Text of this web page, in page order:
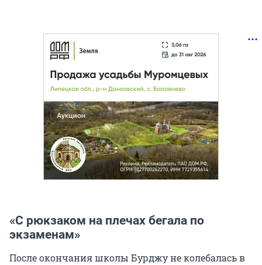
«С рюкзаком на плечах бегала по
экзаменам»
После окончания школы Бурджу не колебалась в